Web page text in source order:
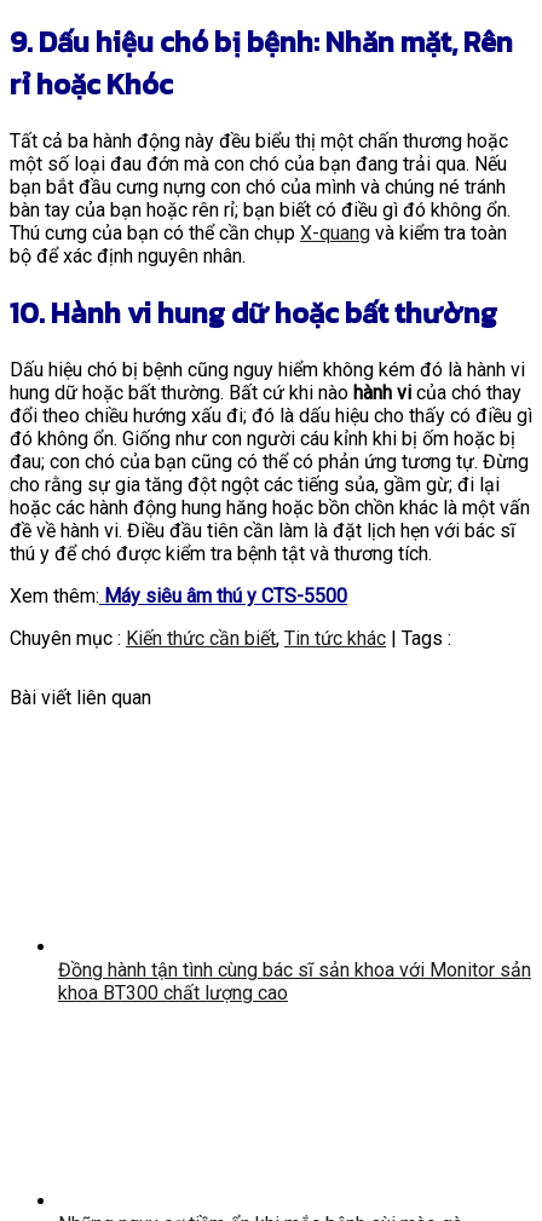
9. Dấu hiệu chó bị bệnh: Nhăn mặt, Rên
rỉ hoặc Khóc
Tất cả ba hành động này đều biểu thị một chấn thương hoặc
một số loại đau đớn mà con chó của bạn đang trải qua. Nếu
bạn bắt đầu cưng nựng con chó của mình và chúng né tránh
bàn tay của bạn hoặc rên rỉ; bạn biết có điều gì đó không ổn.
Thú cưng của bạn có thể cần chụp X-quang và kiểm tra toàn
bộ để xác định nguyên nhân.
10. Hành vi hung dữ hoặc bất thường
Dấu hiệu chó bị bệnh cũng nguy hiểm không kém đó là hành vi
hung dữ hoặc bất thường. Bất cứ khi nào hành vi của chó thay
đổi theo chiều hướng xấu đi; đó là dấu hiệu cho thấy có điều gì
đó không ổn. Giống như con người cáu kỉnh khi bị ốm hoặc bị
đau; con chó của bạn cũng có thể có phản ứng tương tự. Đừng
cho rằng sự gia tăng đột ngột các tiếng sủa, gầm gừ; đi lại
hoặc các hành động hung hăng hoặc bồn chồn khác là một vấn
đề về hành vi. Điều đầu tiên cần làm là đặt lịch hẹn với bác sĩ
thú y để chó được kiểm tra bệnh tật và thương tích.
Xem thêm: Máy siêu âm thú y CTS-5500
Chuyên mục : Kiến thức cần biết, Tin tức khác | Tags :
Bài viết liên quan
Đồng hành tận tình cùng bác sĩ sản khoa với Monitor sản
khoa BT300 chất lượng cao